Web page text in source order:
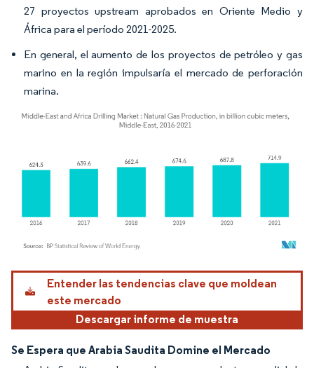
27 proyectos upstream aprobados en Oriente Medio y
África para el período 2021-2025.
En general, el aumento de los proyectos de petróleo y gas
marino en la región impulsaría el mercado de perforación
marina.
Imagen © Mordor Intelligence. El uso requiere atribución según CC BY 4.0.
Entender las tendencias clave que moldean
este mercado
Descargar informe de muestra
Se Espera que Arabia Saudita Domine el Mercado